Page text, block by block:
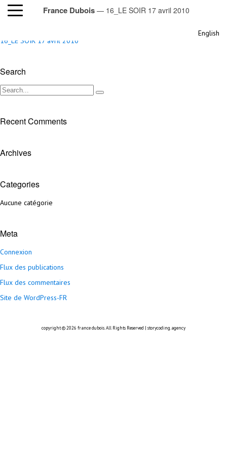
France Dubois — 16_LE SOIR 17 avril 2010
English
16_LE SOIR 17 avril 2010
16_LE SOIR 17 avril 2010
Search
Recent Comments
Archives
Categories
Aucune catégorie
Meta
Connexion
Flux des publications
Flux des commentaires
Site de WordPress-FR
copyright © 2026 france dubois . All Rights Reserved | storycoding.agency